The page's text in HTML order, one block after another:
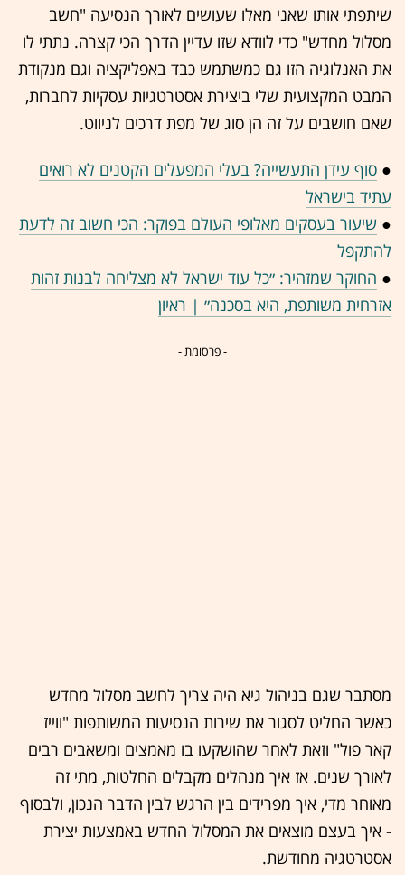
שיתפתי אותו שאני מאלו שעושים לאורך הנסיעה "חשב
מסלול מחדש" כדי לוודא שזו עדיין הדרך הכי קצרה. נתתי לו
את האנלוגיה הזו גם כמשתמש כבד באפליקציה וגם מנקודת
המבט המקצועית שלי ביצירת אסטרטגיות עסקיות לחברות,
שאם חושבים על זה הן סוג של מפת דרכים לניווט.
● סוף עידן התעשייה? בעלי המפעלים הקטנים לא רואים
עתיד בישראל
● שיעור בעסקים מאלופי העולם בפוקר: הכי חשוב זה לדעת
להתקפל
● החוקר שמזהיר: ״כל עוד ישראל לא מצליחה לבנות זהות
אזרחית משותפת, היא בסכנה״ | ראיון
- פרסומת -
מסתבר שגם בניהול גיא היה צריך לחשב מסלול מחדש
כאשר החליט לסגור את שירות הנסיעות המשותפות "ווייז
קאר פול" וזאת לאחר שהושקעו בו מאמצים ומשאבים רבים
לאורך שנים. אז איך מנהלים מקבלים החלטות, מתי זה
מאוחר מדי, איך מפרידים בין הרגש לבין הדבר הנכון, ולבסוף
- איך בעצם מוצאים את המסלול החדש באמצעות יצירת
אסטרטגיה מחודשת.